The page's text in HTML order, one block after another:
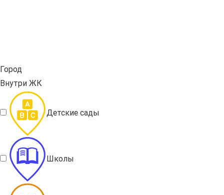
Город
Внутри ЖК
Детские сады
Школы